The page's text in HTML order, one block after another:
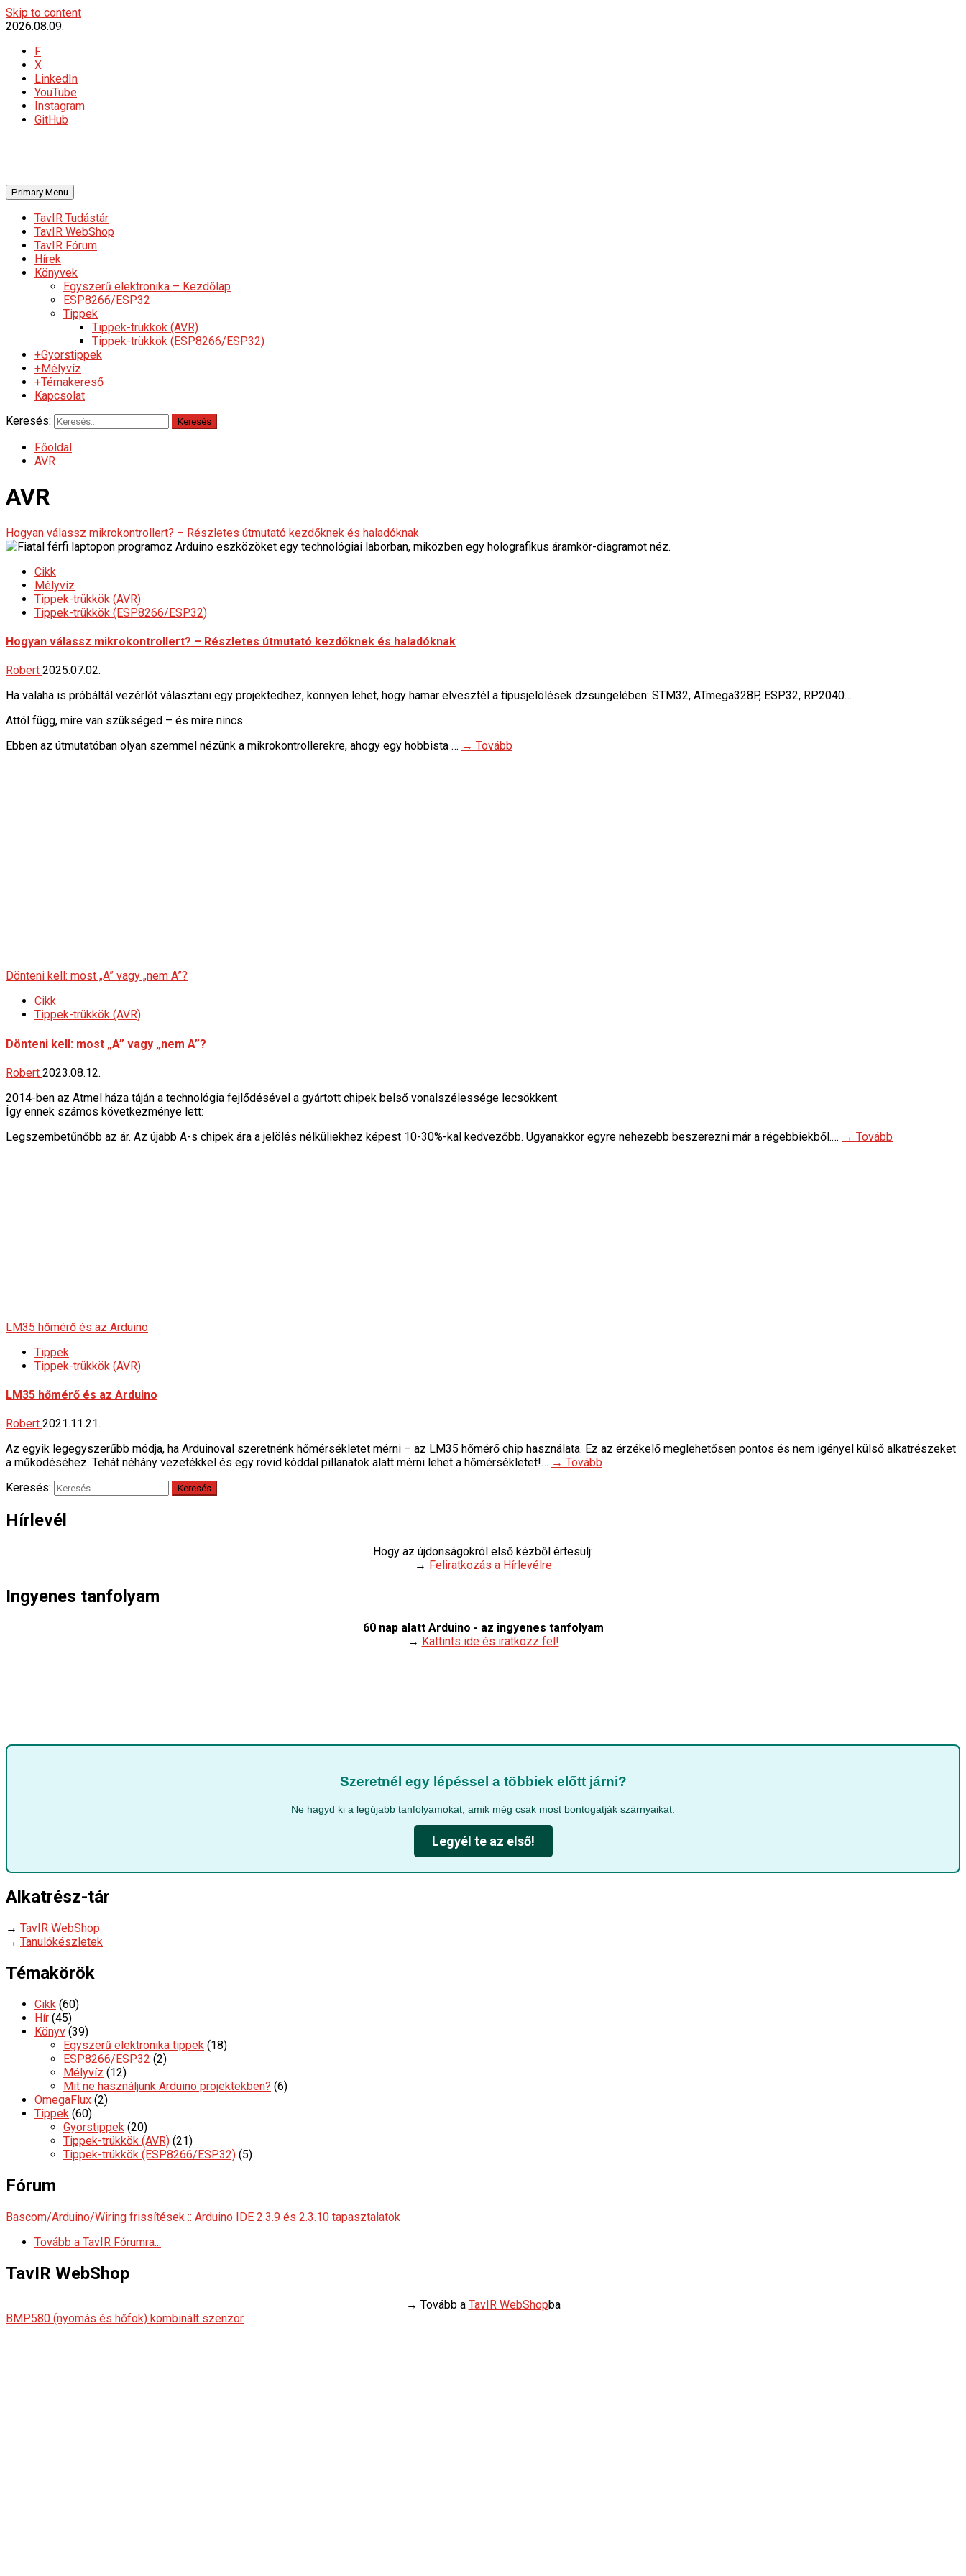
Skip to content
2026.08.09.
F
X
LinkedIn
YouTube
Instagram
GitHub
Primary Menu
TavIR Tudástár
TavIR WebShop
TavIR Fórum
Hírek
Könyvek
Egyszerű elektronika – Kezdőlap
ESP8266/ESP32
Tippek
Tippek-trükkök (AVR)
Tippek-trükkök (ESP8266/ESP32)
+Gyorstippek
+Mélyvíz
+Témakereső
Kapcsolat
Keresés:
Főoldal
AVR
AVR
Hogyan válassz mikrokontrollert? – Részletes útmutató kezdőknek és haladóknak
Cikk
Mélyvíz
Tippek-trükkök (AVR)
Tippek-trükkök (ESP8266/ESP32)
Hogyan válassz mikrokontrollert? – Részletes útmutató kezdőknek és haladóknak
Robert 2025.07.02.
Ha valaha is próbáltál vezérlőt választani egy projektedhez, könnyen lehet, hogy hamar elvesztél a típusjelölések dzsungelében: STM32, ATmega328P, ESP32, RP2040…
Attól függ, mire van szükséged – és mire nincs.
Ebben az útmutatóban olyan szemmel nézünk a mikrokontrollerekre, ahogy egy hobbista … → Tovább
Dönteni kell: most „A” vagy „nem A”?
Cikk
Tippek-trükkök (AVR)
Dönteni kell: most „A” vagy „nem A”?
Robert 2023.08.12.
2014-ben az Atmel háza táján a technológia fejlődésével a gyártott chipek belső vonalszélessége lecsökkent.
Így ennek számos következménye lett:
Legszembetűnőbb az ár. Az újabb A-s chipek ára a jelölés nélküliekhez képest 10-30%-kal kedvezőbb. Ugyanakkor egyre nehezebb beszerezni már a régebbiekből.… → Tovább
LM35 hőmérő és az Arduino
Tippek
Tippek-trükkök (AVR)
LM35 hőmérő és az Arduino
Robert 2021.11.21.
Az egyik legegyszerűbb módja, ha Arduinoval szeretnénk hőmérsékletet mérni – az LM35 hőmérő chip használata. Ez az érzékelő meglehetősen pontos és nem igényel külső alkatrészeket
a működéséhez. Tehát néhány vezetékkel és egy rövid kóddal pillanatok alatt mérni lehet a hőmérsékletet!… → Tovább
Keresés:
Hírlevél
Hogy az újdonságokról első kézből értesülj:
→ Feliratkozás a Hírlevélre
Ingyenes tanfolyam
60 nap alatt Arduino - az ingyenes tanfolyam
→ Kattints ide és iratkozz fel!
Szeretnél egy lépéssel a többiek előtt járni?
Ne hagyd ki a legújabb tanfolyamokat, amik még csak most bontogatják szárnyaikat.
Legyél te az első!
Alkatrész-tár
→ TavIR WebShop
→ Tanulókészletek
Témakörök
Cikk (60)
Hír (45)
Könyv (39)
Egyszerű elektronika tippek (18)
ESP8266/ESP32 (2)
Mélyvíz (12)
Mit ne használjunk Arduino projektekben? (6)
OmegaFlux (2)
Tippek (60)
Gyorstippek (20)
Tippek-trükkök (AVR) (21)
Tippek-trükkök (ESP8266/ESP32) (5)
Fórum
Bascom/Arduino/Wiring frissítések :: Arduino IDE 2.3.9 és 2.3.10 tapasztalatok
Tovább a TavIR Fórumra...
TavIR WebShop
→ Tovább a TavIR WebShopba
BMP580 (nyomás és hőfok) kombinált szenzor